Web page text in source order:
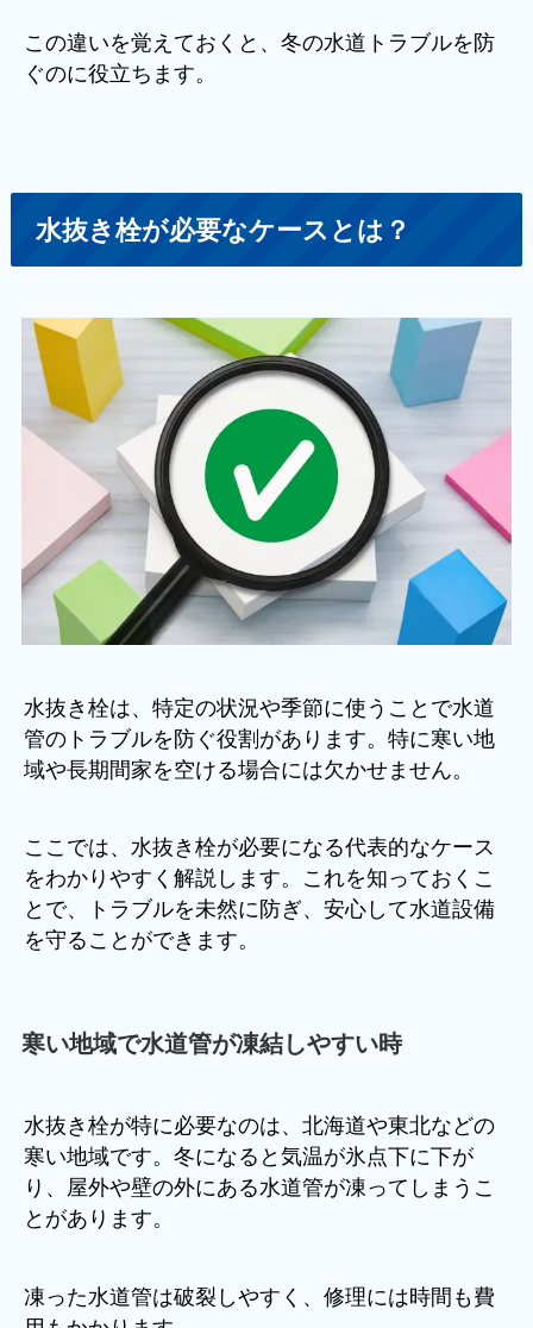
この違いを覚えておくと、冬の水道トラブルを防
ぐのに役立ちます。
水抜き栓が必要なケースとは？
水抜き栓は、特定の状況や季節に使うことで水道
管のトラブルを防ぐ役割があります。特に寒い地
域や長期間家を空ける場合には欠かせません。
ここでは、水抜き栓が必要になる代表的なケース
をわかりやすく解説します。これを知っておくこ
とで、トラブルを未然に防ぎ、安心して水道設備
を守ることができます。
寒い地域で水道管が凍結しやすい時
水抜き栓が特に必要なのは、北海道や東北などの
寒い地域です。冬になると気温が氷点下に下が
り、屋外や壁の外にある水道管が凍ってしまうこ
とがあります。
凍った水道管は破裂しやすく、修理には時間も費